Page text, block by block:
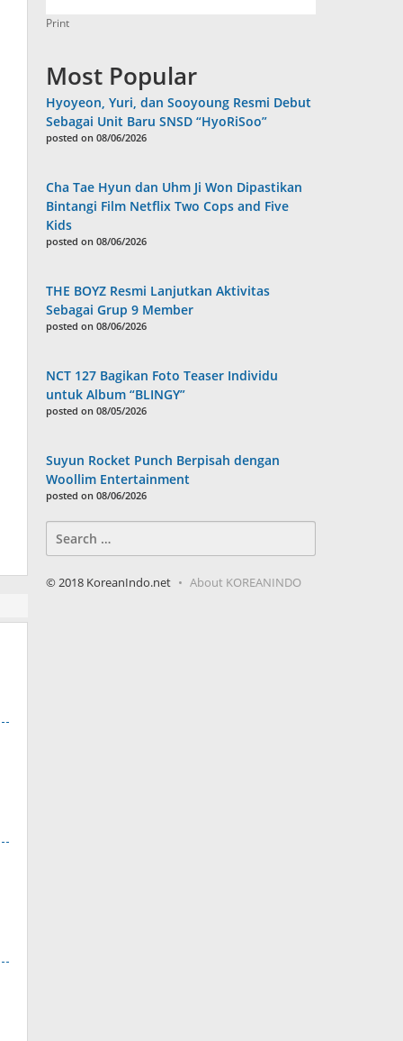
Print
Most Popular
Hyoyeon, Yuri, dan Sooyoung Resmi Debut
Sebagai Unit Baru SNSD “HyoRiSoo”
posted on 08/06/2026
Cha Tae Hyun dan Uhm Ji Won Dipastikan
Bintangi Film Netflix Two Cops and Five
Kids
posted on 08/06/2026
THE BOYZ Resmi Lanjutkan Aktivitas
Sebagai Grup 9 Member
posted on 08/06/2026
NCT 127 Bagikan Foto Teaser Individu
untuk Album “BLINGY”
posted on 08/05/2026
Suyun Rocket Punch Berpisah dengan
Woollim Entertainment
posted on 08/06/2026
for:
© 2018 KoreanIndo.net About KOREANINDO